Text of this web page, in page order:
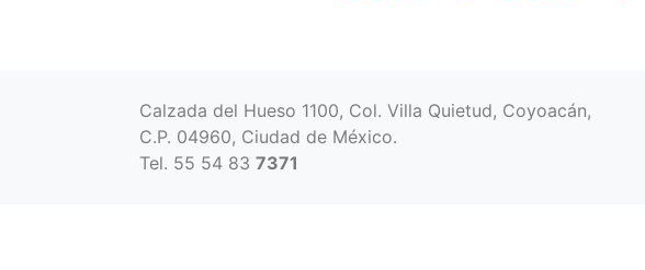
Calzada del Hueso 1100, Col. Villa Quietud, Coyoacán,
C.P. 04960, Ciudad de México.
Tel. 55 54 83 7371